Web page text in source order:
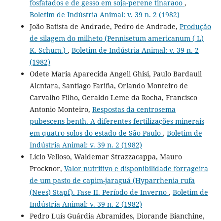
fosfatados e de gesso em soja-perene tinaraoo ,
Boletim de Indústria Animal: v. 39 n. 2 (1982)
João Batista de Andrade, Pedro de Andrade, Produção
de silagem do milheto (Pennisetum americanum ( L)
K. Schum.) , Boletim de Indústria Animal: v. 39 n. 2
(1982)
Odete Maria Aparecida Angeli Ghisi, Paulo Bardauil
Alcntara, Santiago Fariña, Orlando Monteiro de
Carvalho Filho, Geraldo Leme da Rocha, Francisco
Antonio Monteiro, Respostas da centrosema
pubescens benth. A diferentes fertilizações minerais
em quatro solos do estado de São Paulo , Boletim de
Indústria Animal: v. 39 n. 2 (1982)
Lício Velloso, Waldemar Strazzacappa, Mauro
Procknor, Valor nutritivo e disponibilidade forrageira
de um pasto de capim-jaraguá (Hyparrhenia rufa
(Nees) Stapf). Fase II. Período de Inverno , Boletim de
Indústria Animal: v. 39 n. 2 (1982)
Pedro Luís Guárdia Abramides, Diorande Bianchine,